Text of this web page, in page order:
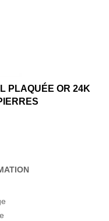
PLAQUÉE OR 24K